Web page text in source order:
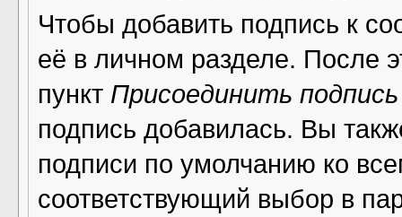
Чтобы добавить подпись к
её в личном разделе. После
пункт Присоединить подпись
подпись добавилась. Вы
подписи по умолчанию ко
соответствующий выбор в